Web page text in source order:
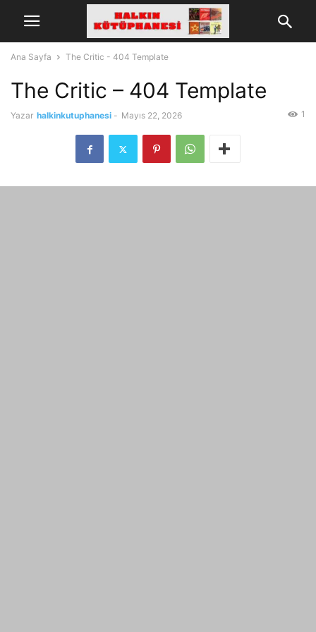
Ana Sayfa The Critic - 404 Template
The Critic – 404 Template
Yazar halkinkutuphanesi - Mayıs 22, 2026 1